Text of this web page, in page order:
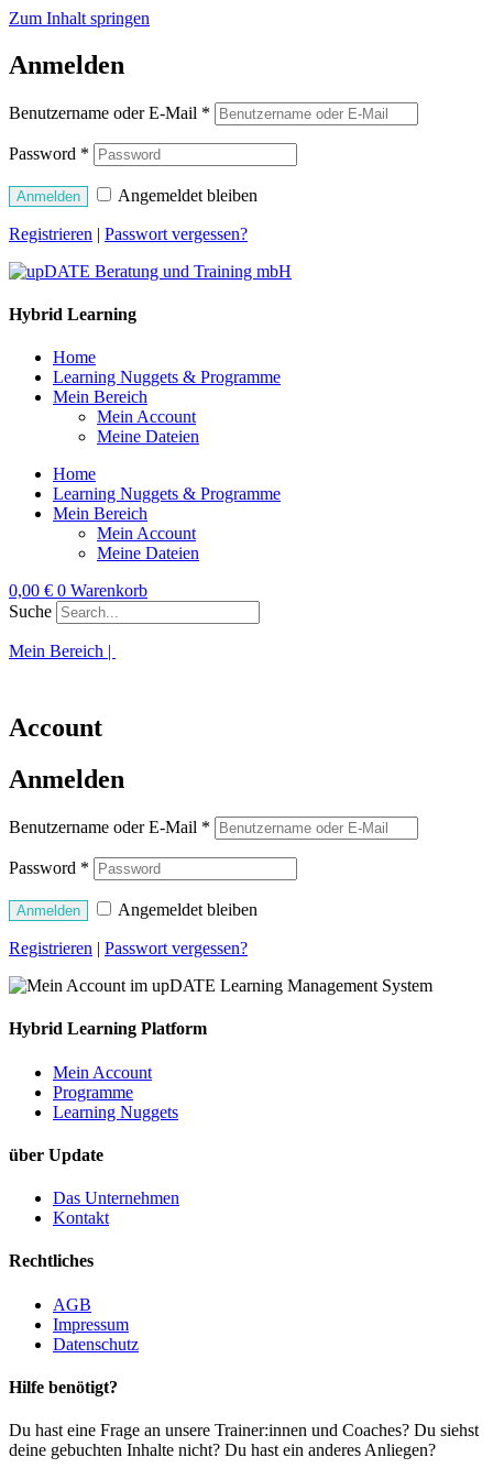
Zum Inhalt springen
Anmelden
Benutzername oder E-Mail *
Password *
Anmelden Angemeldet bleiben
Registrieren | Passwort vergessen?
Hybrid Learning
Home
Learning Nuggets & Programme
Mein Bereich
Mein Account
Meine Dateien
Home
Learning Nuggets & Programme
Mein Bereich
Mein Account
Meine Dateien
0,00 € 0 Warenkorb
Suche
Mein Bereich |
Account
Anmelden
Benutzername oder E-Mail *
Password *
Anmelden Angemeldet bleiben
Registrieren | Passwort vergessen?
Hybrid Learning Platform
Mein Account
Programme
Learning Nuggets
über Update
Das Unternehmen
Kontakt
Rechtliches
AGB
Impressum
Datenschutz
Hilfe benötigt?
Du hast eine Frage an unsere Trainer:innen und Coaches? Du siehst
deine gebuchten Inhalte nicht? Du hast ein anderes Anliegen?